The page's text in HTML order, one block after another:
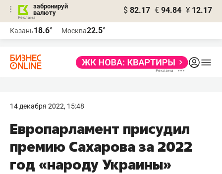
забронируй
валюту
$ 82.17 € 94.84 ¥ 12.17
Казань18.6° Москва22.5°
14 декабря 2022, 15:48
Европарламент присудил
премию Сахарова за 2022
год «народу Украины»